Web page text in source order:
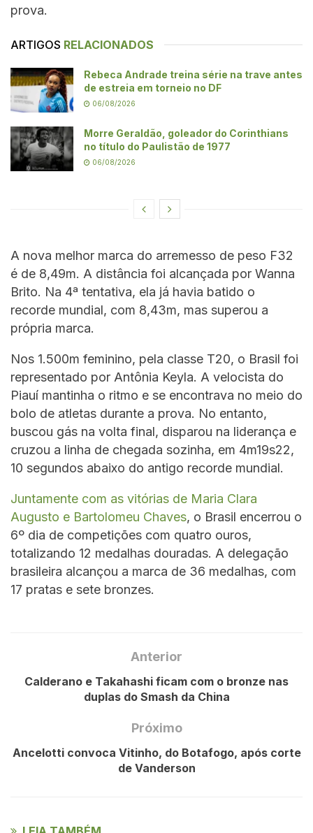
prova.
ARTIGOS RELACIONADOS
Rebeca Andrade treina série na trave antes
de estreia em torneio no DF
06/08/2026
Morre Geraldão, goleador do Corinthians
no título do Paulistão de 1977
06/08/2026
A nova melhor marca do arremesso de peso F32
é de 8,49m. A distância foi alcançada por Wanna
Brito. Na 4ª tentativa, ela já havia batido o
recorde mundial, com 8,43m, mas superou a
própria marca.
Nos 1.500m feminino, pela classe T20, o Brasil foi
representado por Antônia Keyla. A velocista do
Piauí mantinha o ritmo e se encontrava no meio do
bolo de atletas durante a prova. No entanto,
buscou gás na volta final, disparou na liderança e
cruzou a linha de chegada sozinha, em 4m19s22,
10 segundos abaixo do antigo recorde mundial.
Juntamente com as vitórias de Maria Clara
Augusto e Bartolomeu Chaves, o Brasil encerrou o
6º dia de competições com quatro ouros,
totalizando 12 medalhas douradas. A delegação
brasileira alcançou a marca de 36 medalhas, com
17 pratas e sete bronzes.
Anterior
Calderano e Takahashi ficam com o bronze nas
duplas do Smash da China
Próximo
Ancelotti convoca Vitinho, do Botafogo, após corte
de Vanderson